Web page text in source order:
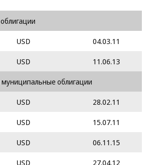
USD
04.03.11
USD
11.06.13
облигации
USD
28.02.11
USD
15.07.11
USD
06.11.15
USD
27.04.12